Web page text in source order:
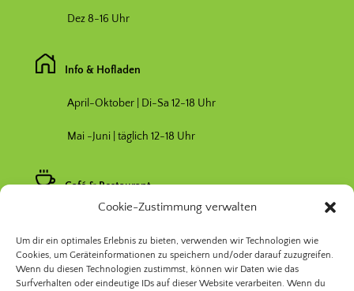
Cookie-Zustimmung verwalten
Um dir ein optimales Erlebnis zu bieten, verwenden wir Technologien wie
Cookies, um Geräteinformationen zu speichern und/oder darauf zuzugreifen.
Wenn du diesen Technologien zustimmst, können wir Daten wie das
Surfverhalten oder eindeutige IDs auf dieser Website verarbeiten. Wenn du
Dez 8-16 Uhr
Info & Hofladen
April-Oktober | Di-Sa 12-18 Uhr
Mai -Juni | täglich 12-18 Uhr
Café & Restaurant
Hauptsaison Mai-September 11-19 Uhr